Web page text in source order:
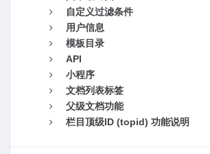
自定义过滤条件
用户信息
模板目录
API
小程序
文档列表标签
父级文档功能
栏目顶级ID (topid) 功能说明